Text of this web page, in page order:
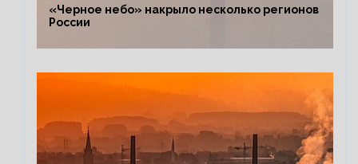
«Черное небо» накрыло несколько регионов
России